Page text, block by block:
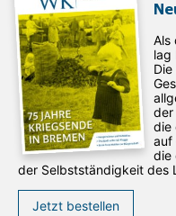
Als
lag
der
die
auf
die
der Selbstständigkeit des
Jetzt bestellen